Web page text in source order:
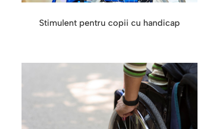
Stimulent pentru copii cu handicap